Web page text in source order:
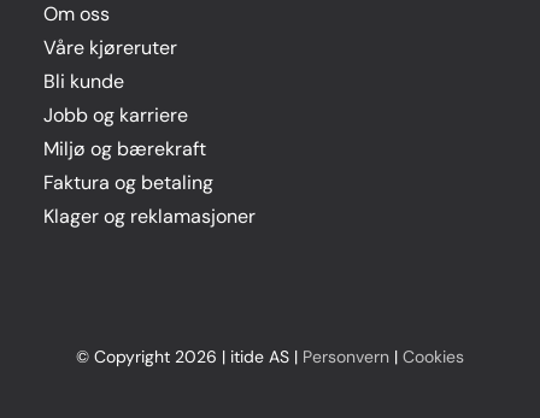
Om oss
Våre kjøreruter
Bli kunde
Jobb og karriere
Miljø og bærekraft
Faktura og betaling
Klager og reklamasjoner
© Copyright 2026 | itide AS | Personvern | Cookies